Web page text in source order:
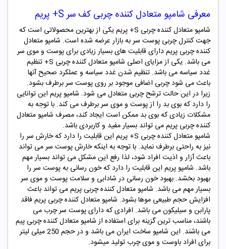
معرفی شامپو متعادل کننده چربی کف سر S+ پریم
شامپو متعادل کننده چربی S+ پریم یکی از بهترین محصولاتی است که
جهت کنترل چربی پوست سر به بازار عرضه شده است. شامپو متعادل
کننده چربی پریم دارای قابلیت های بسیار زیادی برای پوست و موی سر
می باشد. یکی از مزایای اصلی شامپو متعادل کننده چربی S+ تنظیم
غدد سیاسه می باشد. تنظیم شدن غدد سیاسه و عملکرد صحیح آنها
باعث می شود چربی اضافی موجود بر روی پوست سر برطرف بشود.
زیرا در این حالت ترشح چربی متعادل می شود. شامپو پریم این توانایی
را دارد که بوی بد را از پوست و موی سر برطرف می کند. با توجه به
مشکلات زیادی که بوی بد ممکن است ایجاد کند، مصرف شامپو متعادل
کننده چربی پریم می تواند بسیار مفید و کاربردی باشد.
شامپو متعادل کننده چربی S+ پریم این قابلیت را دارد که خارش سر را
نیز به راحتی برطرف نماید. با توجه به اینکه خارش پوست سر می تواند
باعث آزار و اذیت افراد شود، لذا رفع این مشکل می تواند بسیار مهم
باشد. شامپو پریم این قابلیت را دارد که خون رسانی به پوست سر را
بهبود بخشد. بهبود خون رسانی در شادابی و سلامت پوست و موی سر
بسیار مهم می باشد. شامپو متعادل کننده چربی پریم می تواند باعث
افزایش حجم طبیعی موها بشود. شامپو متعادل کننده چربی پریم فاقد
پارابن و سیلیکون می باشد. افرادی که دارای پوست سر چرب می
باشند، مناسب ترین گزینه برای استفاده از شامپو متعادل کننده چربی پیم
می باشند. این شامپو ساخت ایران می باشد و در حجم 250 میلی لیتر
برای افراد باوست و موی چرب تولید میشود.